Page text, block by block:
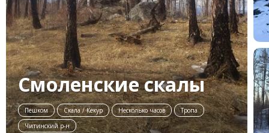
Смоленские скалы
Пешком Скала / Кекур Несколько часов
Тропа
Читинский р-н